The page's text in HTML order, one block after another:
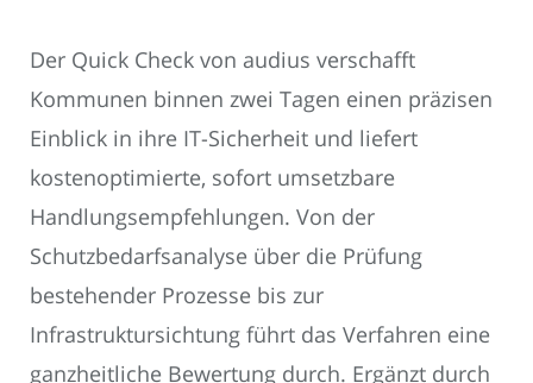
Der Quick Check von audius verschafft
Kommunen binnen zwei Tagen einen präzisen
Einblick in ihre IT-Sicherheit und liefert
kostenoptimierte, sofort umsetzbare
Handlungsempfehlungen. Von der
Schutzbedarfsanalyse über die Prüfung
bestehender Prozesse bis zur
Infrastruktursichtung führt das Verfahren eine
ganzheitliche Bewertung durch. Ergänzt durch